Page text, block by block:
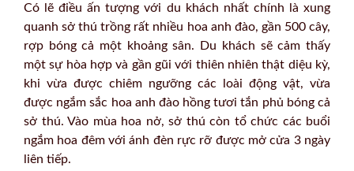
Có lẽ điều ấn tượng với du khách nhất chính là xung
quanh sở thú trồng rất nhiều hoa anh đào, gần 500 cây,
rợp bóng cả một khoảng sân. Du khách sẽ cảm thấy
một sự hòa hợp và gần gũi với thiên nhiên thật diệu kỳ,
khi vừa được chiêm ngưỡng các loài động vật, vừa
được ngắm sắc hoa anh đào hồng tươi tắn phủ bóng cả
sở thú. Vào mùa hoa nở, sở thú còn tổ chức các buổi
ngắm hoa đêm với ánh đèn rực rỡ được mở cửa 3 ngày
liên tiếp.